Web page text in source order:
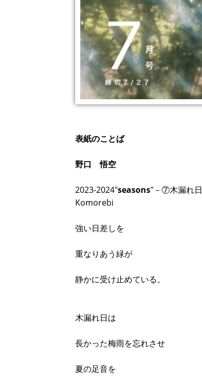
表紙のことば
野口 悟空
2023-2024"seasons"－⑦木漏れ日
Komorebi
強い日差しを
重なりあう緑が
静かに受け止めている。
木漏れ日は
長かった梅雨を忘れさせ
夏の足音を